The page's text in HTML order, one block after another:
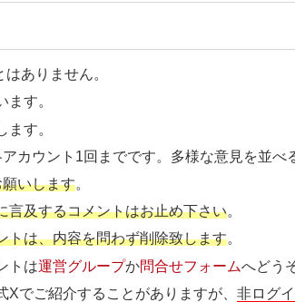
ありません。
ます。
ます。
カウント1回までです。多様な意見を並べ
いします。
言及するコメントはお止め下さい。
トは、内容を問わず削除致します。
トは運営グループか問合せフォームへどう
Xでご紹介することがありますが、非ログ